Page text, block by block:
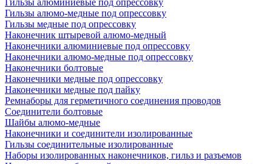
Гильзы алюминиевые под опрессовку
Гильзы алюмо-медные под опрессовку
Гильзы медные под опрессовку
Наконечник штыревой алюмо-медный
Наконечники алюминиевые под опрессовку
Наконечники алюмо-медные под опрессовку
Наконечники болтовые
Наконечники медные под опрессовку
Наконечники медные под пайку
Ремнаборы для герметичного соединения проводов
Соединители болтовые
Шайбы алюмо-медные
Наконечники и соединители изолированные
Гильзы соединительные изолированные
Наборы изолированных наконечников, гильз и разъемов